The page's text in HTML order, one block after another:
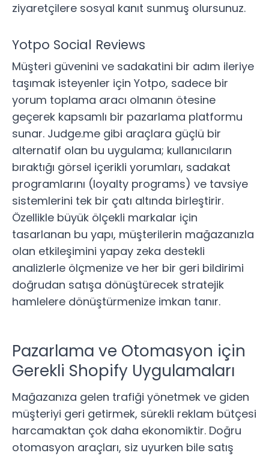
ziyaretçilere sosyal kanıt sunmuş olursunuz.
Yotpo Social Reviews
Müşteri güvenini ve sadakatini bir adım ileriye
taşımak isteyenler için Yotpo, sadece bir
yorum toplama aracı olmanın ötesine
geçerek kapsamlı bir pazarlama platformu
sunar. Judge.me gibi araçlara güçlü bir
alternatif olan bu uygulama; kullanıcıların
bıraktığı görsel içerikli yorumları, sadakat
programlarını (loyalty programs) ve tavsiye
sistemlerini tek bir çatı altında birleştirir.
Özellikle büyük ölçekli markalar için
tasarlanan bu yapı, müşterilerin mağazanızla
olan etkileşimini yapay zeka destekli
analizlerle ölçmenize ve her bir geri bildirimi
doğrudan satışa dönüştürecek stratejik
hamlelere dönüştürmenize imkan tanır.
Pazarlama ve Otomasyon için
Gerekli Shopify Uygulamaları
Mağazanıza gelen trafiği yönetmek ve giden
müşteriyi geri getirmek, sürekli reklam bütçesi
harcamaktan çok daha ekonomiktir. Doğru
otomasyon araçları, siz uyurken bile satış